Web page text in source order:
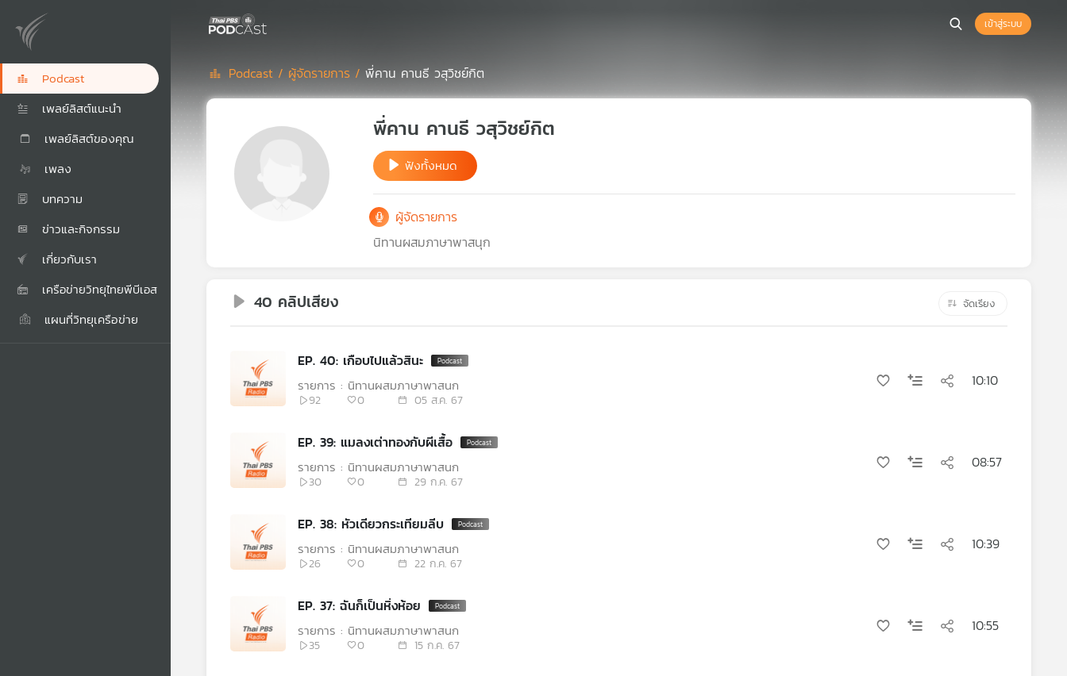
Podcast
เพลย์ลิสต์แนะนำ
เพลย์ลิสต์ของคุณ
เพลง
บทความ
ข่าวและกิจกรรม
เกี่ยวกับเรา
เครือข่ายวิทยุไทยพีบีเอส
แผนที่วิทยุเครือข่าย
เข้าสู่ระบบ
Podcast / ผู้จัดรายการ / พี่คาน คานธี วสุวิชย์กิต
พี่คาน คานธี วสุวิชย์กิต
ฟังทั้งหมด
ผู้จัดรายการ
นิทานผสมภาษาพาสนุก
40 คลิปเสียง จัดเรียง
EP. 40: เกือบไปแล้วสินะ
92 0 05 ส.ค. 67
รายการ : นิทานผสมภาษาพาสนุก 10:10
EP. 39: แมลงเต่าทองกับผีเสื้อ
30 0 29 ก.ค. 67
รายการ : นิทานผสมภาษาพาสนุก 08:57
EP. 38: หัวเดียวกระเทียมลีบ
26 0 22 ก.ค. 67
รายการ : นิทานผสมภาษาพาสนุก 10:39
EP. 37: ฉันก็เป็นหิ่งห้อย
35 0 15 ก.ค. 67
รายการ : นิทานผสมภาษาพาสนุก 10:55